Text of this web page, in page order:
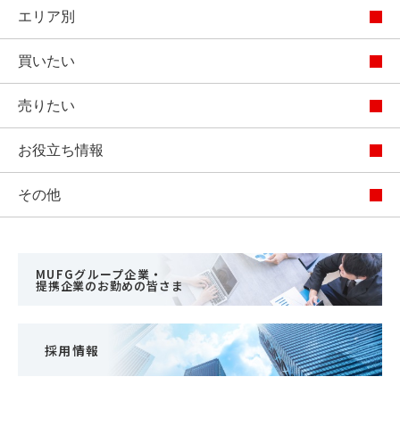
エリア別
買いたい
売りたい
お役立ち情報
その他
MUFGグループ企業・
提携企業のお勤めの皆さま
採用情報